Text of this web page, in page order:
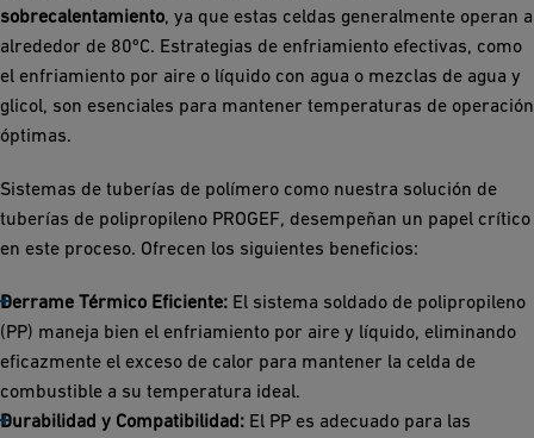
sobrecalentamiento, ya que estas celdas generalmente operan a
alrededor de 80ºC. Estrategias de enfriamiento efectivas, como
el enfriamiento por aire o líquido con agua o mezclas de agua y
glicol, son esenciales para mantener temperaturas de operación
óptimas.
Sistemas de tuberías de polímero como nuestra solución de
tuberías de polipropileno PROGEF, desempeñan un papel crítico
en este proceso. Ofrecen los siguientes beneficios:
Derrame Térmico Eficiente: El sistema soldado de polipropileno
(PP) maneja bien el enfriamiento por aire y líquido, eliminando
eficazmente el exceso de calor para mantener la celda de
combustible a su temperatura ideal.
Durabilidad y Compatibilidad: El PP es adecuado para las